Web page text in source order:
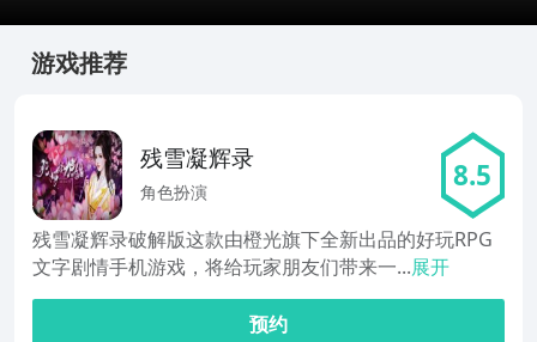
游戏推荐
残雪凝辉录
角色扮演 8.5
残雪凝辉录破解版这款由橙光旗下全新出品的好玩RPG
文字剧情手机游戏，将给玩家朋友们带来一...展开
预约